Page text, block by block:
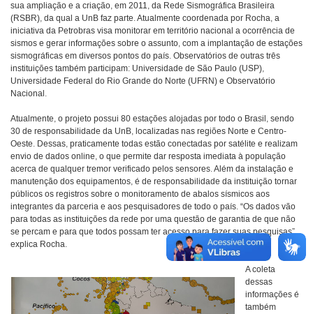
sua ampliação e a criação, em 2011, da Rede Sismográfica Brasileira
(RSBR), da qual a UnB faz parte. Atualmente coordenada por Rocha, a
iniciativa da Petrobras visa monitorar em território nacional a ocorrência de
sismos e gerar informações sobre o assunto, com a implantação de estações
sismográficas em diversos pontos do país. Observatórios de outras três
instituições também participam: Universidade de São Paulo (USP),
Universidade Federal do Rio Grande do Norte (UFRN) e Observatório
Nacional.
Atualmente, o projeto possui 80 estações alojadas por todo o Brasil, sendo
30 de responsabilidade da UnB, localizadas nas regiões Norte e Centro-
Oeste. Dessas, praticamente todas estão conectadas por satélite e realizam
envio de dados online, o que permite dar resposta imediata à população
acerca de qualquer tremor verificado pelos sensores. Além da instalação e
manutenção dos equipamentos, é de responsabilidade da instituição tornar
públicos os registros sobre o monitoramento de abalos sísmicos aos
integrantes da parceria e aos pesquisadores de todo o país. “Os dados vão
para todas as instituições da rede por uma questão de garantia de que não
se percam e para que todos possam ter acesso para fazer suas pesquisas”,
explica Rocha.
A coleta
dessas
informações é
também